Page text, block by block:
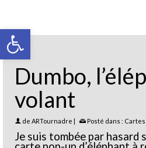
Ouvrir la barre d’outils
Dumbo,
volant
de ARTournadre | Posté dans : Cartes
Je suis tombée par hasard